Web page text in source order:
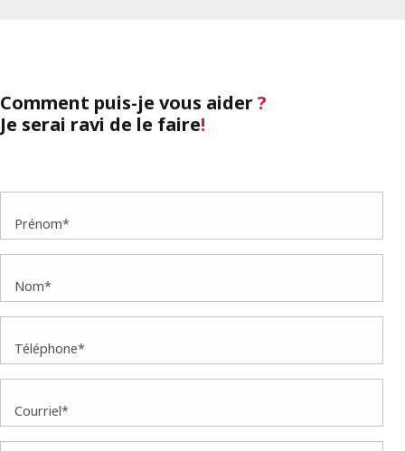
Comment puis-je vous aider?
Je serai ravi de le faire!
Prénom*
Nom*
Téléphone*
Courriel*